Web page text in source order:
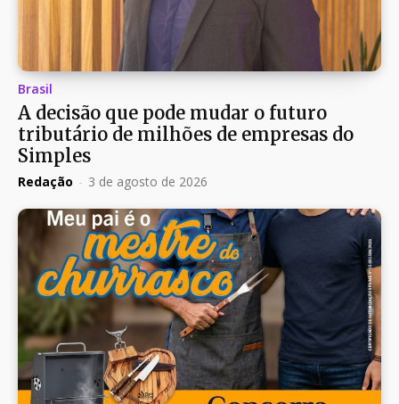
Brasil
A decisão que pode mudar o futuro
tributário de milhões de empresas do
Simples
Redação - 3 de agosto de 2026